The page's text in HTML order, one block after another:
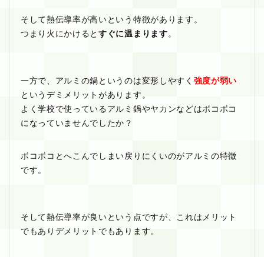
そして熱伝導率が高いという特徴があります。
つまり火にかけるとすぐに温まります。
一方で、アルミの鍋というのは変形しやすく 強度が弱い
というデミメリットがあります。
よく学校で使っているアルミ鍋やヤカンなどはボコボコ
になっていませんでしたか？
ボコボコとへこんでしまい戻りにくいのがアルミの特徴
です。
そして熱伝導率が良いという点ですが、これはメリット
でもありデメリットでもあります。